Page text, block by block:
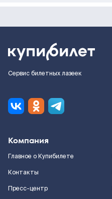
Сервис билетных лазеек
Компания
Главное о Купибилете
Контакты
Пресс-центр